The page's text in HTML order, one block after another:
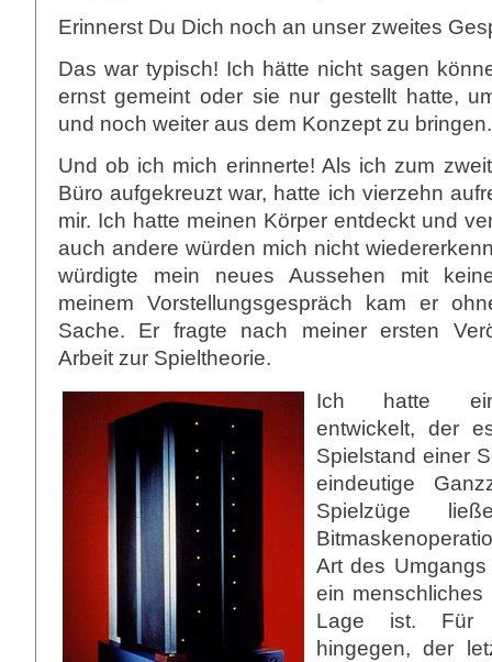
Erinnerst Du Dich noch an unser zweites
Das war typisch! Ich hätte nicht sagen
ernst gemeint oder sie nur gestellt hatte,
und noch weiter aus dem Konzept zu bringen.
Und ob ich mich erinnerte! Als ich zum
Büro aufgekreuzt war, hatte ich vierzehn
mir. Ich hatte meinen Körper entdeckt und
auch andere würden mich nicht
würdigte mein neues Aussehen mit
meinem Vorstellungsgespräch kam er
Sache. Er fragte nach meiner ersten
Arbeit zur Spieltheorie.
Ich hatte
entwickelt, der
Spielstand einer
eindeutige
Spielzüge
Art des
ein
Lage ist. Für
hingegen, der